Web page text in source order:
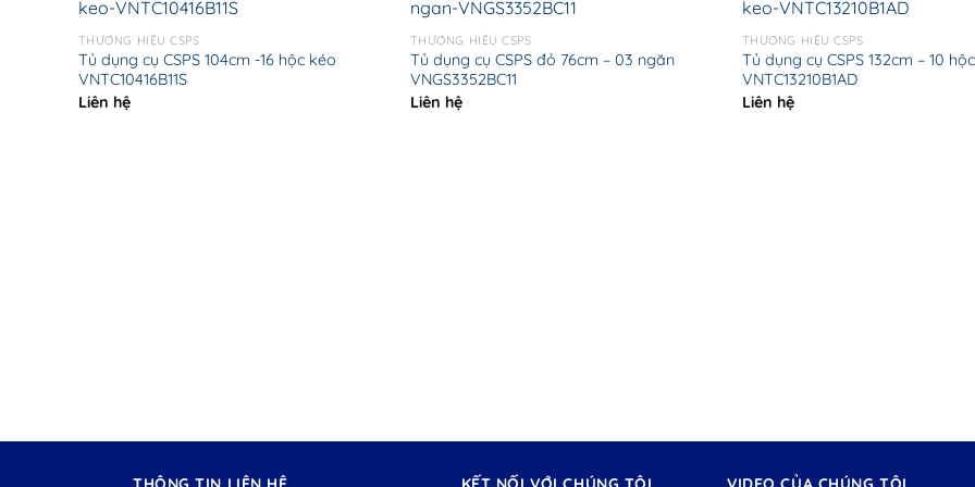
THƯƠNG HIỆU CSPS
Tủ dụng cụ CSPS 104cm -16 hộc kéo
VNTC10416B11S
Liên hệ
THƯƠNG HIỆU CSPS
Tủ dụng cụ CSPS đỏ 76cm – 03 ngăn
VNGS3352BC11
Liên hệ
THƯƠNG HIỆU CSPS
Tủ dụng cụ CSPS 132cm – 10
VNTC13210B1AD
Liên hệ